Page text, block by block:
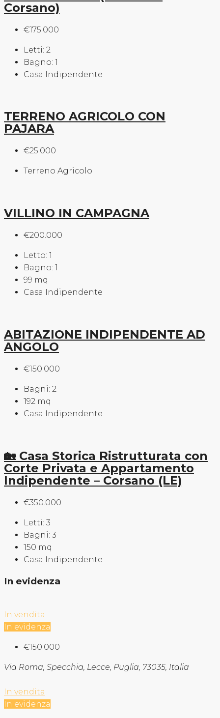
Corsano)
€175.000
Letti: 2
Bagno: 1
Casa Indipendente
TERRENO AGRICOLO CON
PAJARA
€25.000
Terreno Agricolo
VILLINO IN CAMPAGNA
€200.000
Letto: 1
Bagno: 1
99 mq
Casa Indipendente
ABITAZIONE INDIPENDENTE AD
ANGOLO
€150.000
Bagni: 2
192 mq
Casa Indipendente
🏡 Casa Storica Ristrutturata con
Corte Privata e Appartamento
Indipendente – Corsano (LE)
€350.000
Letti: 3
Bagni: 3
150 mq
Casa Indipendente
In evidenza
In vendita
In evidenza
€150.000
Via Roma, Specchia, Lecce, Puglia, 73035, Italia
In vendita
In evidenza